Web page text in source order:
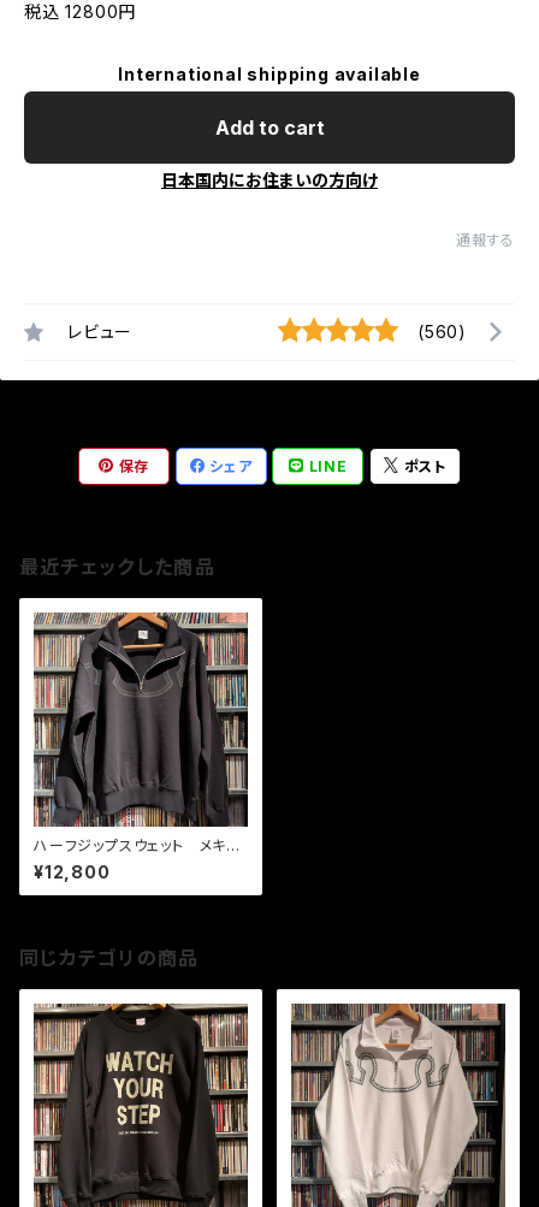
税込 12800円
International shipping available
Add to cart
日本国内にお住まいの方向け
通報する
レビュー (560)
保存 シェア LINE ポスト
最近チェックした商品
ハーフジップスウェット メキシ
カン BK / BK
¥12,800
同じカテゴリの商品